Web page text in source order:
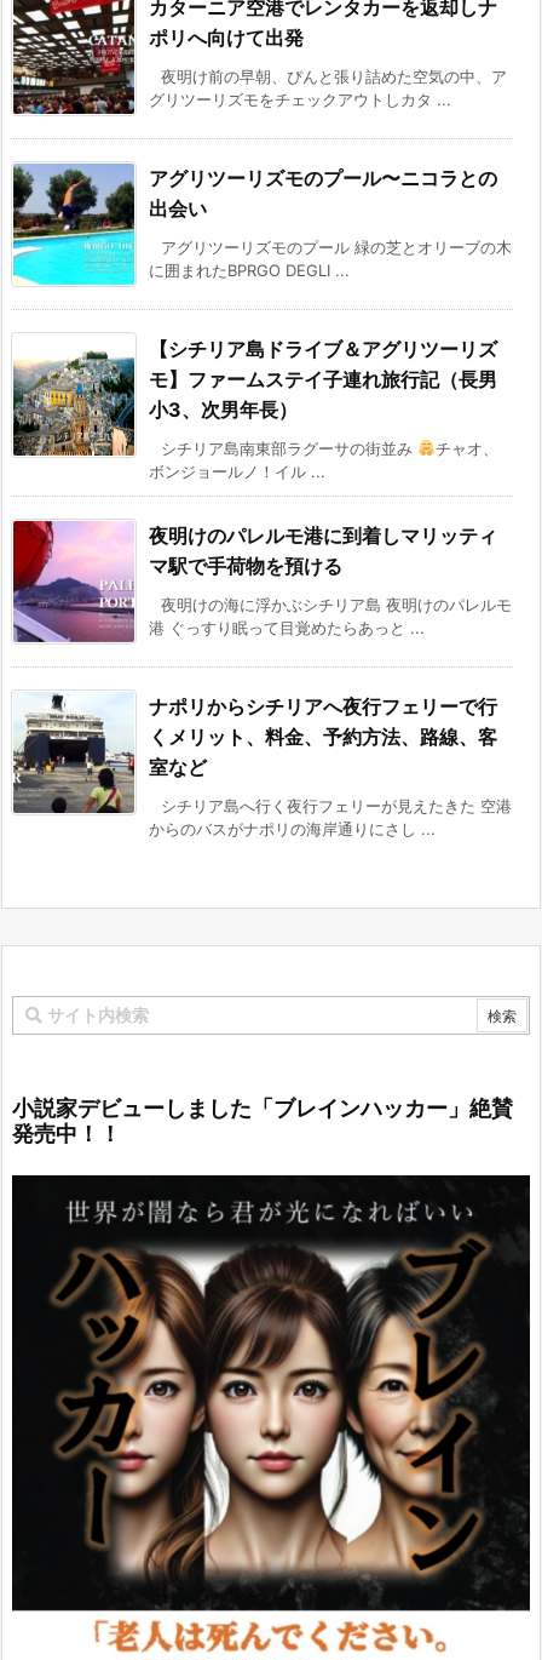
カターニア空港でレンタカーを返却しナ
ポリへ向けて出発
夜明け前の早朝、ぴんと張り詰めた空気の中、ア
グリツーリズモをチェックアウトしカタ ...
アグリツーリズモのプール〜ニコラとの
出会い
アグリツーリズモのプール 緑の芝とオリーブの木
に囲まれたBPRGO DEGLI ...
【シチリア島ドライブ＆アグリツーリズ
モ】ファームステイ子連れ旅行記（長男
小3、次男年長）
シチリア島南東部ラグーサの街並み
チャオ、
ボンジョールノ！イル ...
夜明けのパレルモ港に到着しマリッティ
マ駅で手荷物を預ける
夜明けの海に浮かぶシチリア島 夜明けのパレルモ
港 ぐっすり眠って目覚めたらあっと ...
ナポリからシチリアへ夜行フェリーで行
くメリット、料金、予約方法、路線、客
室など
シチリア島へ行く夜行フェリーが見えたきた 空港
からのバスがナポリの海岸通りにさし ...
小説家デビューしました「ブレインハッカー」絶賛
発売中！！